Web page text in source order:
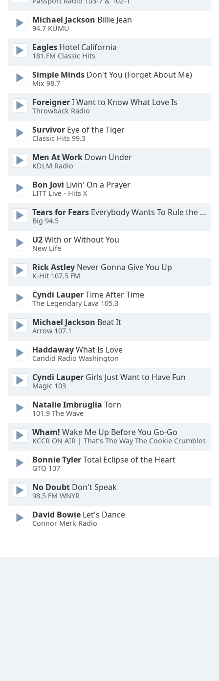
dialog
window.
Escape
close
window.
Color
Opacity
Background
Color
Opacity
Caption
Area
Background
Edge
Style
Font
Family
Reset
Close
Modal
Michael Jackson Billie Jean
94.7 KUMU
Eagles Hotel California
181.FM Classic Hits
Simple Minds Don't You (Forget About Me)
Mix 98.7
ForeignerI Want to Know What Love Is
Throwback Radio
Survivor Eye of the Tiger
Classic Hits 99.3
Men At Work Down Under
KDLM Radio
Bon Jovi Livin' On a Prayer
LITT Live - Hits X
Tears for Fears Everybody Wants To Rule the World
Big 94.5
U2With or Without You
New Life
Rick Astley Never Gonna Give You Up
K-Hit 107.5 FM
Cyndi LauperTime After Time
The Legendary Lava 105.3
Michael Jackson Beat It
Arrow 107.1
HaddawayWhat Is Love
Candid Radio Washington
Cyndi Lauper Girls Just Want to Have Fun
Magic 103
Natalie Imbruglia Torn
101.9 The Wave
Wham! Wake Me Up Before You Go-Go
KCCR ON AIR | That’s The Way The Cookie Crumbles
Bonnie TylerTotal Eclipse of the Heart
GTO 107
No Doubt Don't Speak
98.5 FM WNYR
David Bowie Let's Dance
Connor Merk Radio